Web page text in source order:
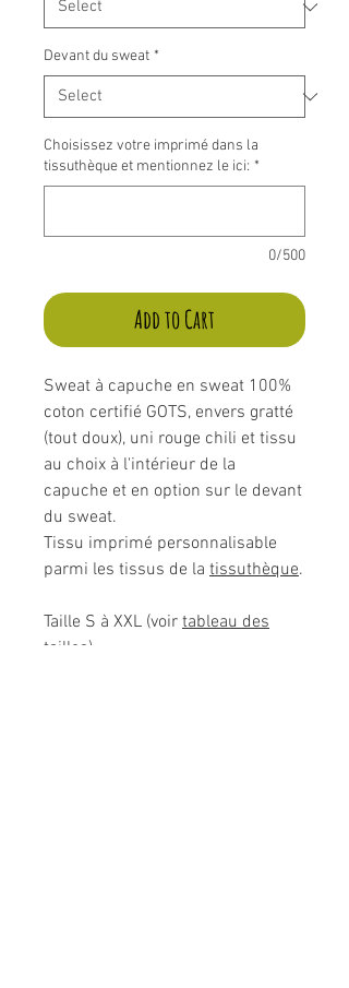
Devant du sweat *
Choisissez votre imprimé dans la
tissuthèque et mentionnez le ici: *
0/500
Add to Cart
Sweat à capuche en sweat 100%
coton certifié GOTS, envers gratté
(tout doux), uni rouge chili et tissu
au choix à l'intérieur de la
capuche et en option sur le devant
du sweat.
Tissu imprimé personnalisable
parmi les tissus de la tissuthèque.
Taille S à XXL (voir tableau des
tailles).